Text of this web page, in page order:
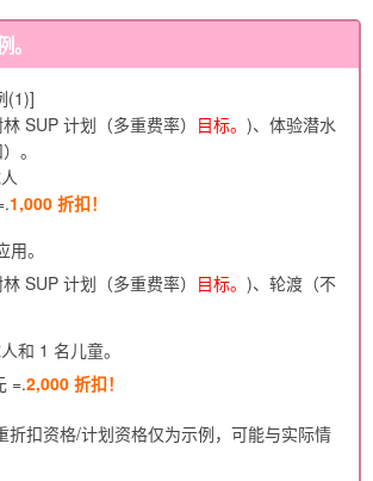
。
(1)]
SUP 计划（多重费率） 目标。 )、体验潜水
。
1,000 折扣！
。
SUP 计划（多重费率） 目标。 )、轮渡（不
和 1 名儿童。
=.2,000 折扣！
折扣资格/计划资格仅为示例，可能与实际情